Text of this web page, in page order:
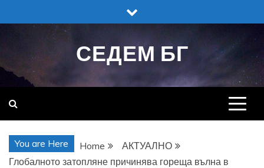
to
СЕДЕМ БГ
You are Here Home
АКТУАЛНО
Глобалното затопляне причинява гореща вълна в